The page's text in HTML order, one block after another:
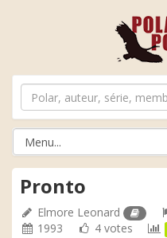
Pronto
Elmore Leonard
1993
4 votes